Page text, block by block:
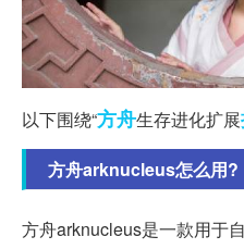
以下围绕“方舟生存进化扩展
方舟arknucleus怎么用?
方舟arknucleus是一款用于